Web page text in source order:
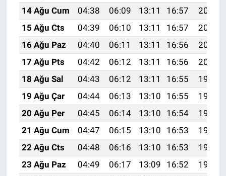
14 Ağu Cum
04:38 06:09 13:11 16:57
20:04
15 Ağu Cts
04:39 06:10 13:11 16:57
20:03
16 Ağu Paz
04:40 06:11 13:11 16:56
20:01
17 Ağu Pts
04:42 06:12 13:11 16:56
20:00
18 Ağu Sal
04:43 06:12 13:11 16:55
19:59
19 Ağu Çar
04:44 06:13 13:10 16:55
19:58
20 Ağu Per
04:45 06:14 13:10 16:54
19:56
21 Ağu Cum
04:47 06:15 13:10 16:53
19:55
22 Ağu Cts
04:48 06:16 13:10 16:53
19:53
23 Ağu Paz
04:49 06:17 13:09 16:52
19:52